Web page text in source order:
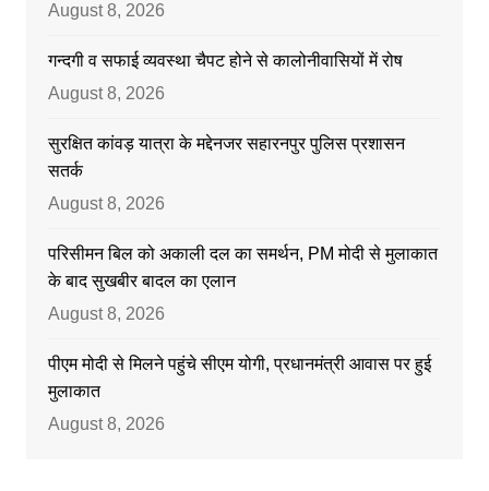
August 8, 2026
गन्दगी व सफाई व्यवस्था चैपट होने से कालोनीवासियों में रोष
August 8, 2026
सुरक्षित कांवड़ यात्रा के मद्देनजर सहारनपुर पुलिस प्रशासन
सतर्क
August 8, 2026
परिसीमन बिल को अकाली दल का समर्थन, PM मोदी से मुलाकात
के बाद सुखबीर बादल का एलान
August 8, 2026
पीएम मोदी से मिलने पहुंचे सीएम योगी, प्रधानमंत्री आवास पर हुई
मुलाकात
August 8, 2026